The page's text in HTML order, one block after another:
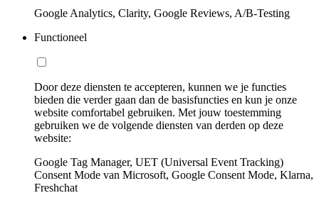
Google Analytics, Clarity, Google Reviews, A/B-Testing
Functioneel
Door deze diensten te accepteren, kunnen we je functies
bieden die verder gaan dan de basisfuncties en kun je onze
website comfortabel gebruiken. Met jouw toestemming
gebruiken we de volgende diensten van derden op deze
website:
Google Tag Manager, UET (Universal Event Tracking)
Consent Mode van Microsoft, Google Consent Mode, Klarna,
Freshchat